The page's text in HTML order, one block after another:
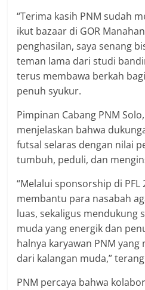
“Terima kasih PNM sudah
ikut bazaar di GOR
penghasilan, saya senang
teman lama dari studi
terus membawa berkah
penuh syukur.
Pimpinan Cabang PNM
menjelaskan bahwa
futsal selaras dengan nilai
tumbuh, peduli, dan
“Melalui sponsorship di PFL
membantu para nasabah
luas, sekaligus mendukung
muda yang energik dan
halnya karyawan PNM
dari kalangan muda,”
PNM percaya bahwa